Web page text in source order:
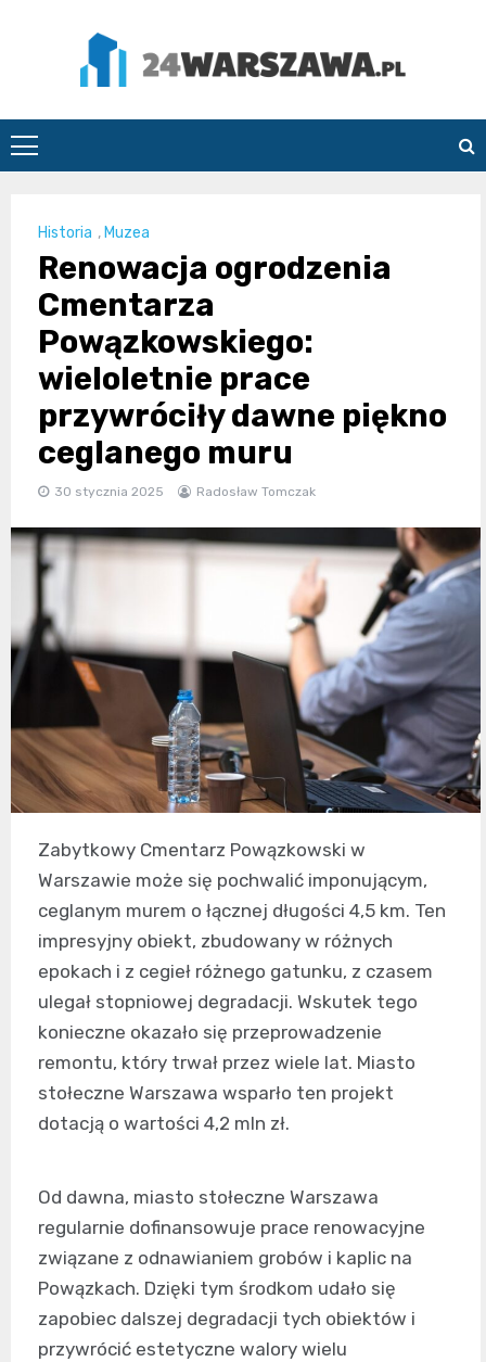
24Warszawa.pl
Historia , Muzea
Renowacja ogrodzenia
Cmentarza
Powązkowskiego:
wieloletnie prace
przywróciły dawne piękno
ceglanego muru
30 stycznia 2025 Radosław Tomczak
Zabytkowy Cmentarz Powązkowski w
Warszawie może się pochwalić imponującym,
ceglanym murem o łącznej długości 4,5 km. Ten
impresyjny obiekt, zbudowany w różnych
epokach i z cegieł różnego gatunku, z czasem
ulegał stopniowej degradacji. Wskutek tego
konieczne okazało się przeprowadzenie
remontu, który trwał przez wiele lat. Miasto
stołeczne Warszawa wsparło ten projekt
dotacją o wartości 4,2 mln zł.
Od dawna, miasto stołeczne Warszawa
regularnie dofinansowuje prace renowacyjne
związane z odnawianiem grobów i kaplic na
Powązkach. Dzięki tym środkom udało się
zapobiec dalszej degradacji tych obiektów i
przywrócić estetyczne walory wielu